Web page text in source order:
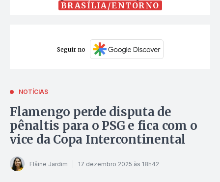
BRASÍLIA/ENTORNO
Seguir no
NOTÍCIAS
Flamengo perde disputa de
pênaltis para o PSG e fica com o
vice da Copa Intercontinental
Elâine Jardim 17 dezembro 2025 às 18h42